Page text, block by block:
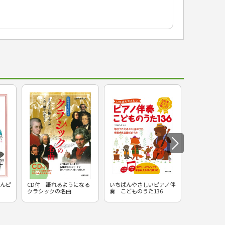
ピ
CD付 語れるようになる
クラシックの名曲
いちばんやさしいピアノ伴
奏 こどものうた136